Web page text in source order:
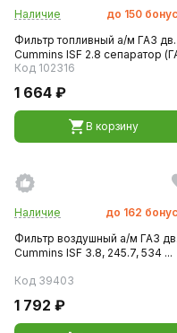
Наличие до 150
Фильтр топливный а/м ГАЗ дв.
Cummins ISF 2.8 сепаратор
Код 102316
1 664 ₽
В корзину
Наличие до 162
Фильтр воздушный а/м ГАЗ дв.
Cummins ISF 3.8, 245.7, 534 ...
Код 39403
1 792 ₽